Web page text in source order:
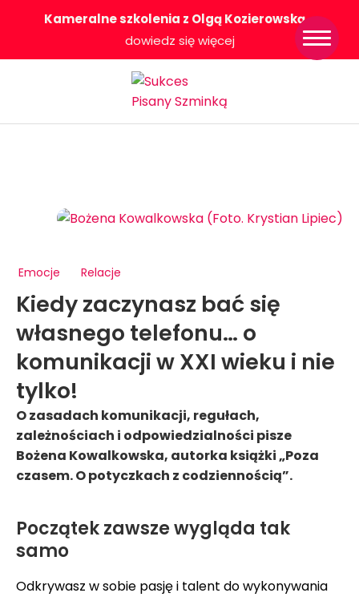
Kameralne szkolenia z Olgą Kozierowską-
dowiedz się więcej
Emocje Relacje
Kiedy zaczynasz bać się
własnego telefonu… o
komunikacji w XXI wieku i nie
tylko!
O zasadach komunikacji, regułach,
zależnościach i odpowiedzialności pisze
Bożena Kowalkowska, autorka książki „Poza
czasem. O potyczkach z codziennością”.
Początek zawsze wygląda tak
samo
Odkrywasz w sobie pasję i talent do wykonywania
Strona główna
Konkurs Sukces
Pisany Szminką
Wsparcie dla
WłączeniPlus